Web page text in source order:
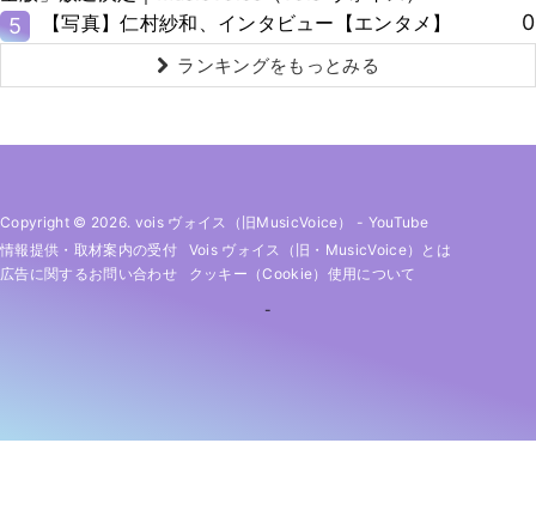
5 【写真】仁村紗和、インタビュー【エンタメ】 0
ランキングをもっとみる
Copyright © 2026. vois ヴォイス（旧MusicVoice） - YouTube
情報提供・取材案内の受付
Vois ヴォイス（旧・MusicVoice）とは
広告に関するお問い合わせ
クッキー（cookie）使用について
-